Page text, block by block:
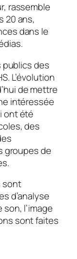
rassemble
20 ans,
dans le
publics des
L’évolution
de mettre
intéressée
ont été
des
groupes de
sont
d’analyse
l’image
sont faites